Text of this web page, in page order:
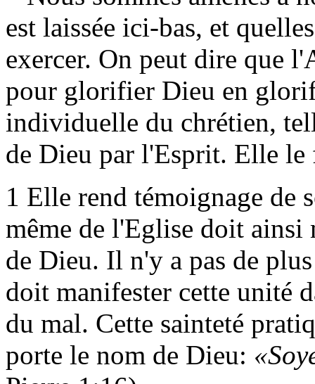
est laissée ici-bas, et
exercer. On peut dire que
pour glorifier Dieu en
individuelle du chrétien,
de Dieu par l'Esprit. Elle le
1 Elle rend témoignage de
même de l'Eglise doit ainsi
de Dieu. Il n'y a pas de
doit manifester cette unité
du mal. Cette sainteté
porte le nom de Dieu: